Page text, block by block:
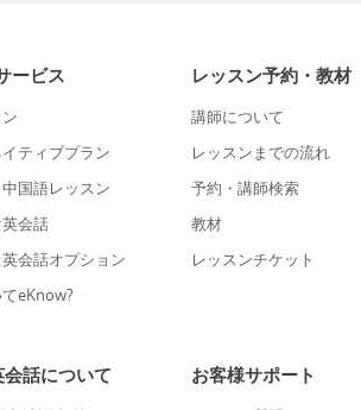
ービス
ティブプラン
国語レッスン
会話
会話オプション
eKnow?
レッスン予約・教材
講師について
レッスンまでの流れ
予約・講師検索
教材
レッスンチケット
話について お客様サポート